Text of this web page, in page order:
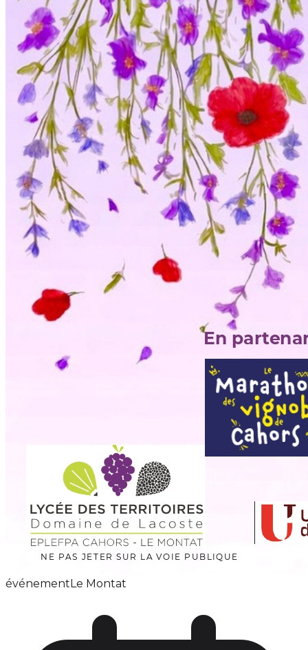
événementLe Montat